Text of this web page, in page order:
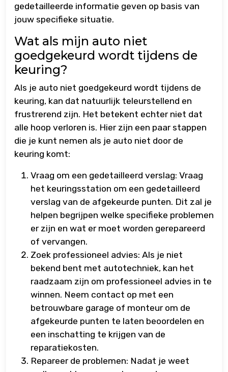
gedetailleerde informatie geven op basis van
jouw specifieke situatie.
Wat als mijn auto niet
goedgekeurd wordt tijdens de
keuring?
Als je auto niet goedgekeurd wordt tijdens de
keuring, kan dat natuurlijk teleurstellend en
frustrerend zijn. Het betekent echter niet dat
alle hoop verloren is. Hier zijn een paar stappen
die je kunt nemen als je auto niet door de
keuring komt:
Vraag om een gedetailleerd verslag: Vraag
het keuringsstation om een gedetailleerd
verslag van de afgekeurde punten. Dit zal je
helpen begrijpen welke specifieke problemen
er zijn en wat er moet worden gerepareerd
of vervangen.
Zoek professioneel advies: Als je niet
bekend bent met autotechniek, kan het
raadzaam zijn om professioneel advies in te
winnen. Neem contact op met een
betrouwbare garage of monteur om de
afgekeurde punten te laten beoordelen en
een inschatting te krijgen van de
reparatiekosten.
Repareer de problemen: Nadat je weet